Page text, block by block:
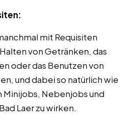
mit Requisiten
von Getränken, das
oder das Benutzen von
und dabei so natürlich wie
Nebenjobs und
Laer zu wirken.